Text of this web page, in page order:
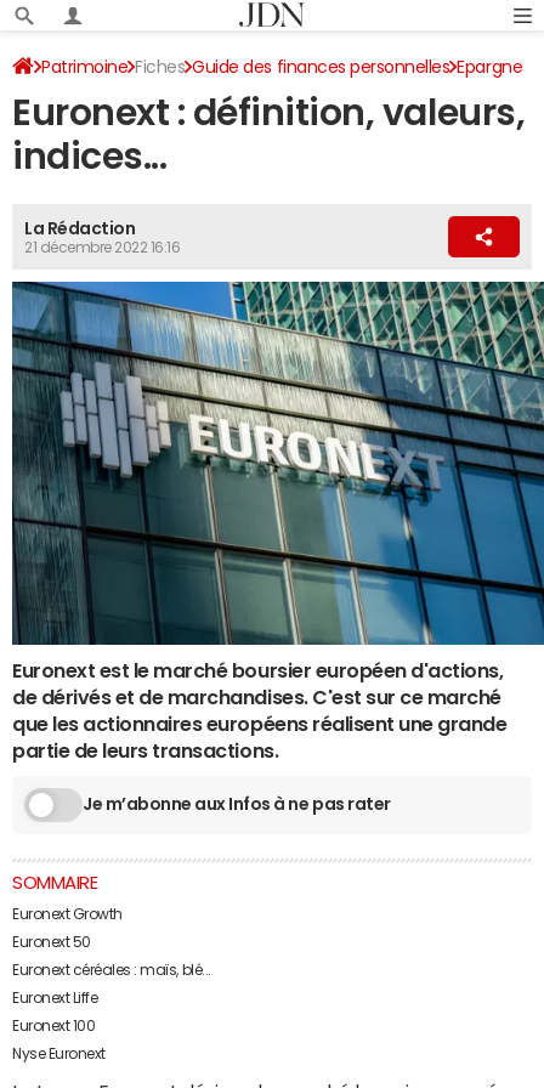
Patrimoine Fiches Guide des finances personnelles Epargne
Euronext : définition, valeurs,
indices...
La Rédaction
21 décembre 2022 16:16
Euronext est le marché boursier européen d'actions,
de dérivés et de marchandises. C'est sur ce marché
que les actionnaires européens réalisent une grande
partie de leurs transactions.
Je m’abonne aux Infos à ne pas rater
SOMMAIRE
Euronext Growth
Euronext 50
Euronext céréales : maïs, blé...
Euronext Liffe
Euronext 100
Nyse Euronext